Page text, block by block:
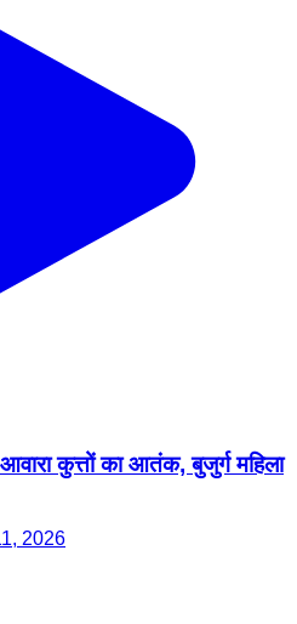
कुत्तों का आतंक, बुजुर्ग महिला
2026